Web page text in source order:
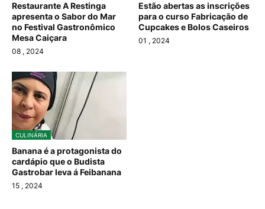
Restaurante A Restinga
apresenta o Sabor do Mar
no Festival Gastronômico
Mesa Caiçara
08 , 2024
Estão abertas as inscrições
para o curso Fabricação de
Cupcakes e Bolos Caseiros
01 , 2024
CULINÁRIA
Banana é a protagonista do
cardápio que o Budista
Gastrobar leva á Feibanana
15 , 2024